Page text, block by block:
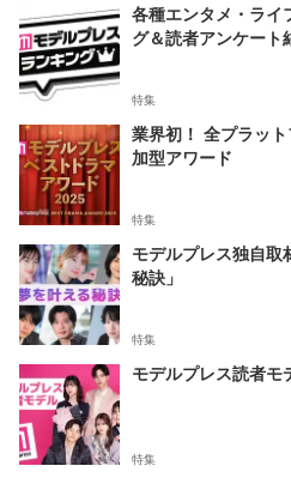
各種エンタメ・ライ
グ＆読者アンケート
特集
業界初！ 全プラッ
加型アワード
特集
モデルプレス独自取
秘訣」
特集
モデルプレス読者モ
特集